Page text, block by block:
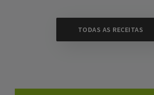
TODAS AS RECEITAS